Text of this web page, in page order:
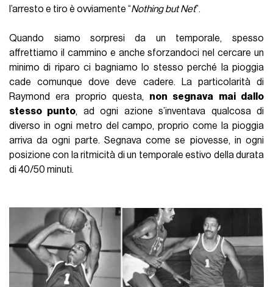
l’arresto e tiro è ovviamente “Nothing but Net”.
Quando siamo sorpresi da un temporale, spesso
affrettiamo il cammino e anche sforzandoci nel cercare un
minimo di riparo ci bagniamo lo stesso perché la pioggia
cade comunque dove deve cadere. La particolarità di
Raymond era proprio questa, non segnava mai dallo
stesso punto, ad ogni azione s’inventava qualcosa di
diverso in ogni metro del campo, proprio come la pioggia
arriva da ogni parte. Segnava come se piovesse, in ogni
posizione con la ritmicità di un temporale estivo della durata
di 40/50 minuti.